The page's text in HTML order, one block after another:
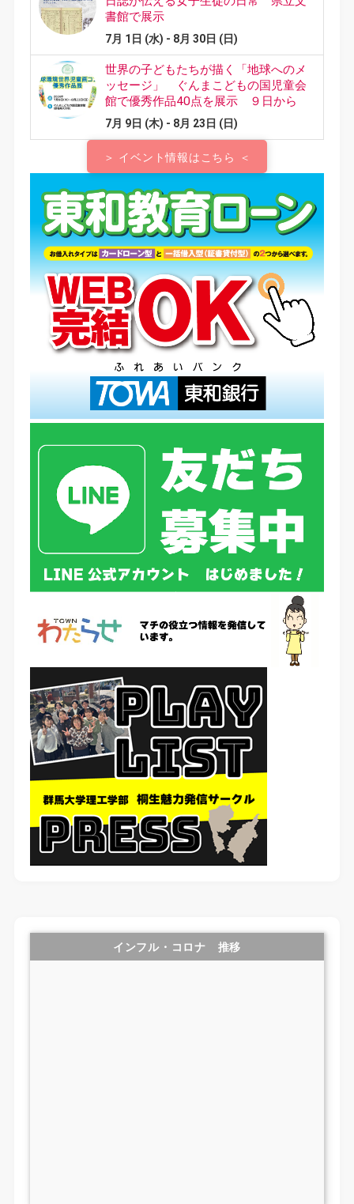
＞ イベント情報はこちら ＜
インフル・コロナ 推移